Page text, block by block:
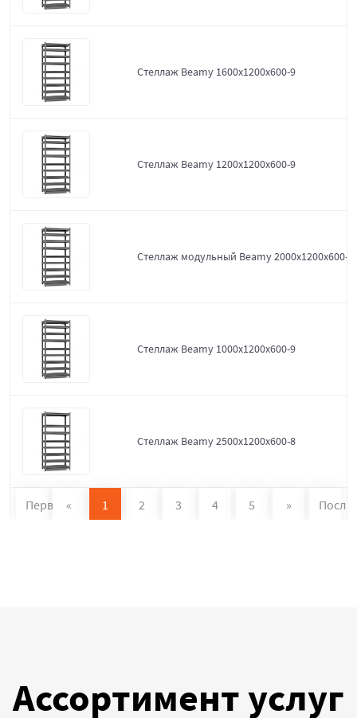
Стеллаж Beamy 1600x1200x600-9
Стеллаж Beamy 1200x1200x600-9
Стеллаж модульный Beamy 2000x1200x600-9
Стеллаж Beamy 1000x1200x600-9
Стеллаж Beamy 2500x1200x600-8
Первая « 1 2 3 4 5 »
Ассортимент услуг